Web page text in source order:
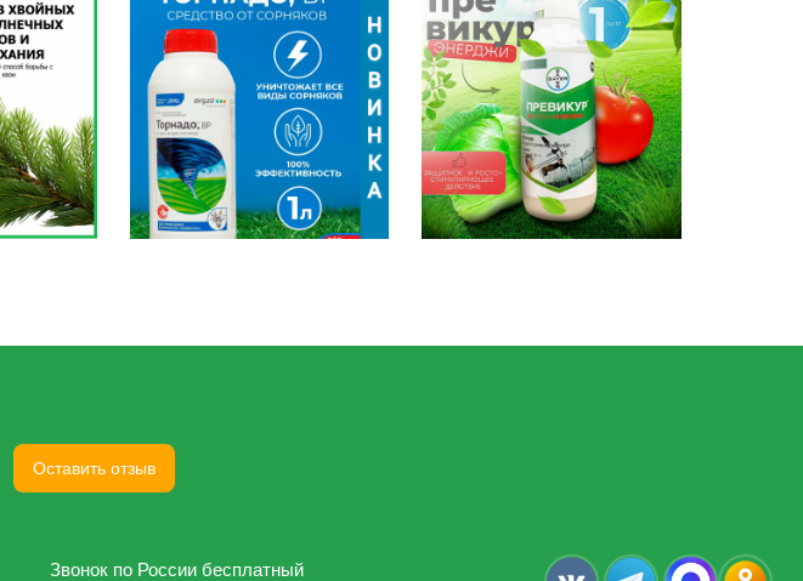
Оставить отзыв
Звонок по России бесплатный